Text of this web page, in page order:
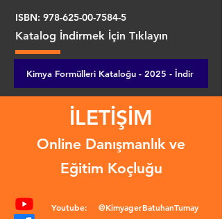
ISBN: 978-625-00-7584-5
Katalog İndirmek İçin Tıklayın
Kimya Formülleri Kataloğu - 2025 - İndir
İLETİŞİM
Online Danışmanlık ve
Eğitim Koçluğu
Youtube: @KimyagerBatuhanTumay